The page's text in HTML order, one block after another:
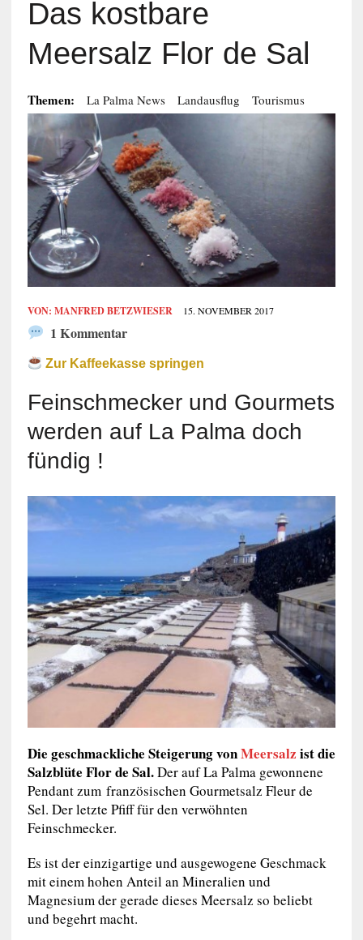
Das kostbare
Meersalz Flor de Sal
Themen: La Palma News Landausflug Tourismus
VON: MANFRED BETZWIESER 15. NOVEMBER 2017
1 Kommentar
Zur Kaffeekasse springen
Feinschmecker und Gourmets
werden auf La Palma doch
fündig !
Die geschmackliche Steigerung vonMeersalz ist die
Salzblüte Flor de Sal.Der auf La Palma gewonnene
Pendant zum französischen Gourmetsalz Fleur de
Sel. Der letzte Pfiff für den verwöhnten
Feinschmecker.
Es ist der einzigartige und ausgewogene Geschmack
mit einem hohen Anteil an Mineralien und
Magnesium der gerade dieses Meersalz so beliebt
und begehrt macht.